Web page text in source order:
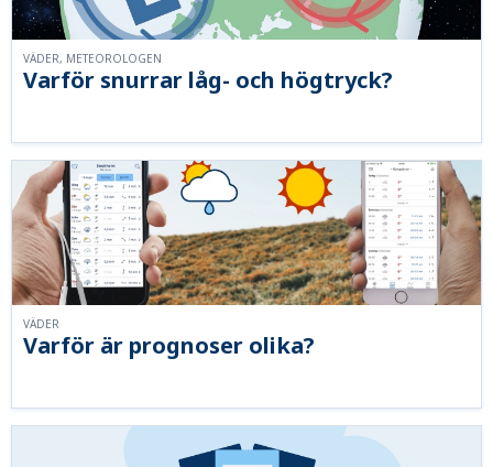
Varför snurrar låg- och högtryck?
VÄDER, METEOROLOGEN
Varför är prognoser olika?
VÄDER